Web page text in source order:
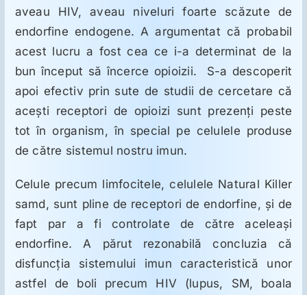
aveau HIV, aveau niveluri foarte scăzute de
endorfine endogene. A argumentat că probabil
acest lucru a fost cea ce i-a determinat de la
bun început să încerce opioizii. S-a descoperit
apoi efectiv prin sute de studii de cercetare că
aceşti receptori de opioizi sunt prezenţi peste
tot în organism, în special pe celulele produse
de către sistemul nostru imun.
Celule precum limfocitele, celulele Natural Killer
samd, sunt pline de receptori de endorfine, şi de
fapt par a fi controlate de către aceleaşi
endorfine. A părut rezonabilă concluzia că
disfuncţia sistemului imun caracteristică unor
astfel de boli precum HIV (lupus, SM, boala